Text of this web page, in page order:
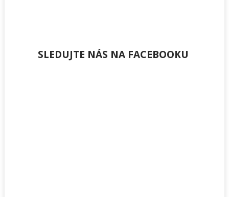
SLEDUJTE NÁS NA FACEBOOKU